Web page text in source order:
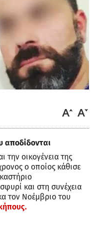
αποδίδονται
την οικογένεια της
ο οποίος κάθισε
και στη συνέχεια
τον Νοέμβριο του